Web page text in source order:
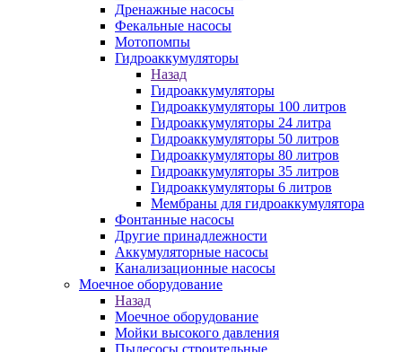
Дренажные насосы
Фекальные насосы
Мотопомпы
Гидроаккумуляторы
Назад
Гидроаккумуляторы
Гидроаккумуляторы 100 литров
Гидроаккумуляторы 24 литра
Гидроаккумуляторы 50 литров
Гидроаккумуляторы 80 литров
Гидроаккумуляторы 35 литров
Гидроаккумуляторы 6 литров
Мембраны для гидроаккумулятора
Фонтанные насосы
Другие принадлежности
Аккумуляторные насосы
Канализационные насосы
Моечное оборудование
Назад
Моечное оборудование
Мойки высокого давления
Пылесосы строительные